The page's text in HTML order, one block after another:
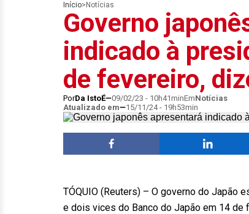
Início> Notícias
Governo
indicado à
de fevereiro,
PorDa IstoÉ 09/02/23 - 10h41minEmNotícias
Atualizado em
15/11/24 - 19h53min
TÓQUIO (Reuters) – O governo do Japão
e dois vices do Banco do Japão em 14